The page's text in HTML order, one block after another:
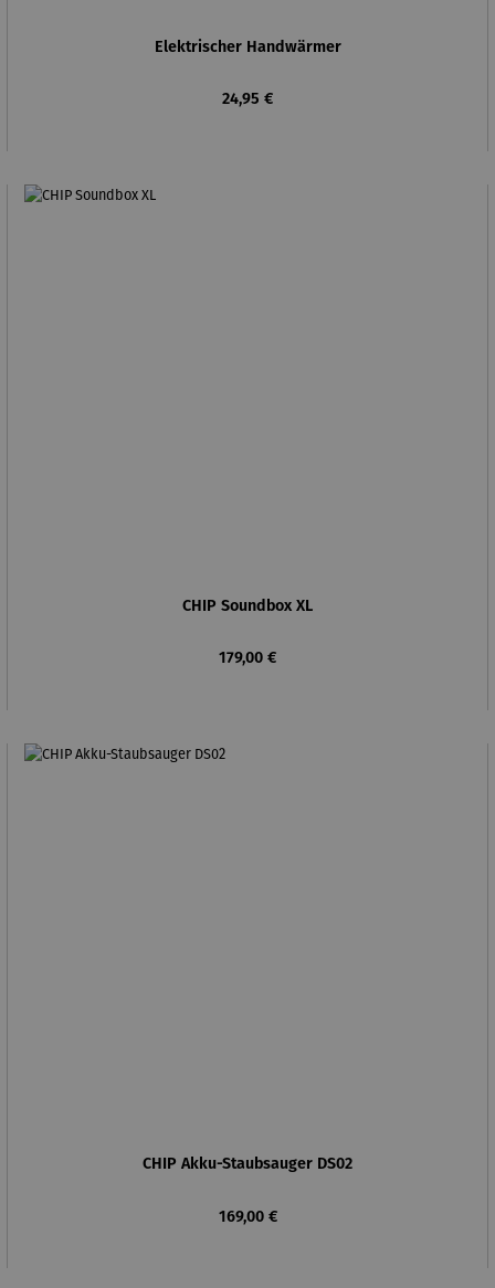
Elektrischer Handwärmer
Regulärer Preis:
24,95 €
CHIP Soundbox XL
Regulärer Preis:
179,00 €
CHIP Akku-Staubsauger DS02
Regulärer Preis:
169,00 €